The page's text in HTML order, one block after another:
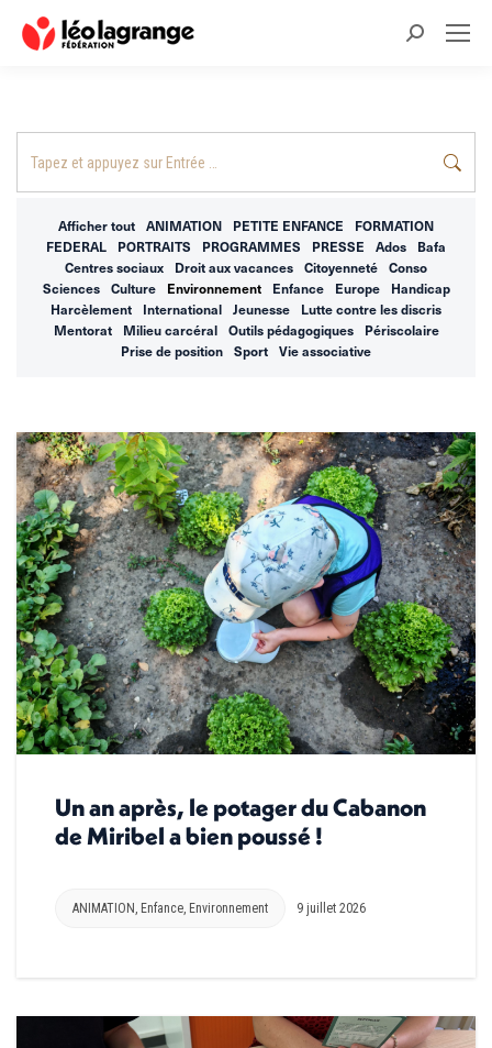
Recherche
Afficher tout ANIMATION PETITE ENFANCE
FORMATION
FEDERAL
PORTRAITS PROGRAMMES PRESSE Ados
Bafa
Centres sociaux
Droit aux vacances Citoyenneté
Conso
Sciences
Culture Environnement Enfance Europe
Handicap
Harcèlement
International Jeunesse
Lutte contre les discris
Mentorat
Milieu carcéral Outils pédagogiques
Périscolaire
Prise de position
Sport Vie associative
Un an après, le potager du Cabanon
de Miribel a bien poussé !
ANIMATION, Enfance, Environnement 9 juillet 2026